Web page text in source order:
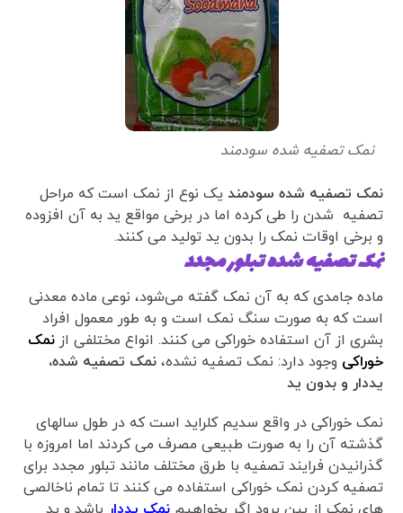
نمک تصفیه شده سودمند
نمک تصفیه شده سودمند یک نوع از نمک است که مراحل
تصفیه شدن را طی کرده اما در برخی مواقع ید به آن افزوده
و برخی اوقات نمک را بدون ید تولید می کنند.
نمک تصفیه شده تبلور مجدد
ماده جامدی که به آن نمک گفته می‌شود، نوعی ماده معدنی
است که به صورت سنگ نمک است و به طور معمول افراد
بشری از آن استفاده خوراکی می کنند. انواع مختلفی ازنمک
خوراکی وجود دارد: نمک تصفیه نشده،نمک تصفیه شده،
یددار و بدون ید
نمک خوراکی در واقع سدیم کلراید است که در طول سالهای
گذشته آن را به صورت طبیعی مصرف می کردند اما امروزه با
گذرانیدن فرایند تصفیه با طرق مختلف مانند تبلور مجدد برای
تصفیه کردن نمک خوراکی استفاده می کنند تا تمام ناخالصی